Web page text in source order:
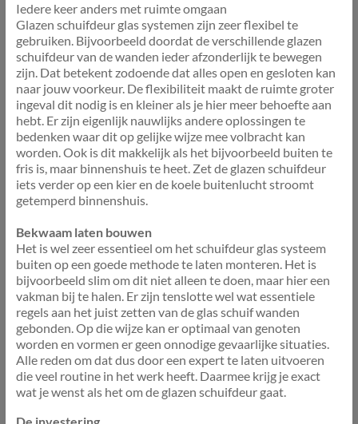
Iedere keer anders met ruimte omgaan
Glazen schuifdeur glas systemen zijn zeer flexibel te
gebruiken. Bijvoorbeeld doordat de verschillende glazen
schuifdeur van de wanden ieder afzonderlijk te bewegen
zijn. Dat betekent zodoende dat alles open en gesloten kan
naar jouw voorkeur. De flexibiliteit maakt de ruimte groter
ingeval dit nodig is en kleiner als je hier meer behoefte aan
hebt. Er zijn eigenlijk nauwlijks andere oplossingen te
bedenken waar dit op gelijke wijze mee volbracht kan
worden. Ook is dit makkelijk als het bijvoorbeeld buiten te
fris is, maar binnenshuis te heet. Zet de glazen schuifdeur
iets verder op een kier en de koele buitenlucht stroomt
getemperd binnenshuis.
Bekwaam laten bouwen
Het is wel zeer essentieel om het schuifdeur glas systeem
buiten op een goede methode te laten monteren. Het is
bijvoorbeeld slim om dit niet alleen te doen, maar hier een
vakman bij te halen. Er zijn tenslotte wel wat essentiele
regels aan het juist zetten van de glas schuif wanden
gebonden. Op die wijze kan er optimaal van genoten
worden en vormen er geen onnodige gevaarlijke situaties.
Alle reden om dat dus door een expert te laten uitvoeren
die veel routine in het werk heeft. Daarmee krijg je exact
wat je wenst als het om de glazen schuifdeur gaat.